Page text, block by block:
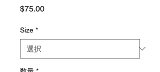
$75.00価
Size *